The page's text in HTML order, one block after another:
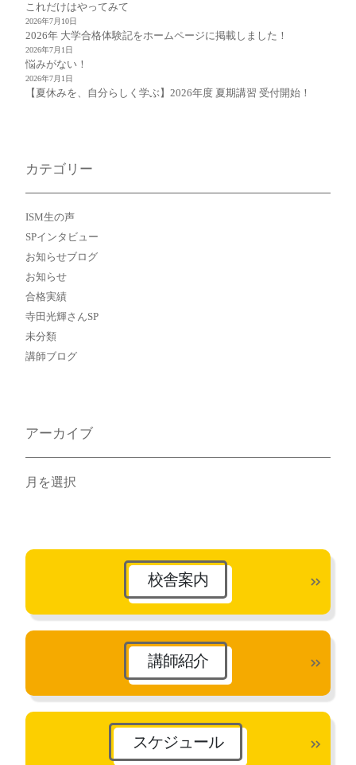
これだけはやってみて
2026年 大学合格体験記をホームページに掲載しました！
2026年7月10日
悩みがない！
2026年7月1日
【夏休みを、自分らしく学ぶ】2026年度 夏期講習 受付開始！
2026年7月1日
カテゴリー
ISM生の声
SPインタビュー
お知らせブログ
お知らせ
合格実績
寺田光輝さんSP
未分類
講師ブログ
アーカイブ
ア
ブ
校舎案内
講師紹介
スケジュール